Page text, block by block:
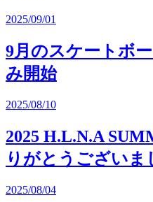
2025/09/01
9月のスケートボ
み開始
2025/08/10
2025 H.L.N.A
りがとうございま
2025/08/04